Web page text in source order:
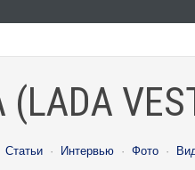
Статьи · Интервью · Фото ·